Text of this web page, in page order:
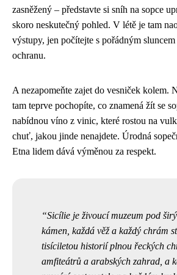
zasněžený – představte si sníh na sopce
skoro neskutečný pohled. V létě je tam
výstupy, jen počítejte s pořádným sluncem
ochranu.
A nezapomeňte zajet do vesniček kolem.
tam teprve pochopíte, co znamená žít se
nabídnou víno z vinic, které rostou na
chuť, jakou jinde nenajdete. Úrodná
Etna lidem dává výměnou za respekt.
Sicílie je živoucí muzeum pod
kámen, každá věž a každý chrám
tisíciletou historií plnou řeckých
amfiteátrů a arabských zahrad, a